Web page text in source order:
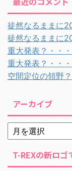
徒然なるままに
徒然なるままに
重大発表？・・
重大発表？・・
空間定位の領野
アーカイブ
T-REXの新ロゴ